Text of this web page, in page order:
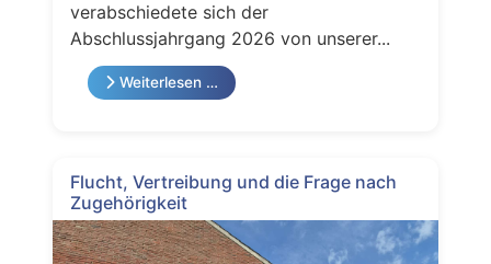
verabschiedete sich der
Abschlussjahrgang 2026 von unserer...
Weiterlesen …
Flucht, Vertreibung und die Frage nach
Zugehörigkeit